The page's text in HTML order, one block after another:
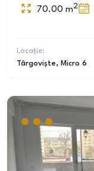
70.00 m2
Locație:
Târgoviște, Micro 6